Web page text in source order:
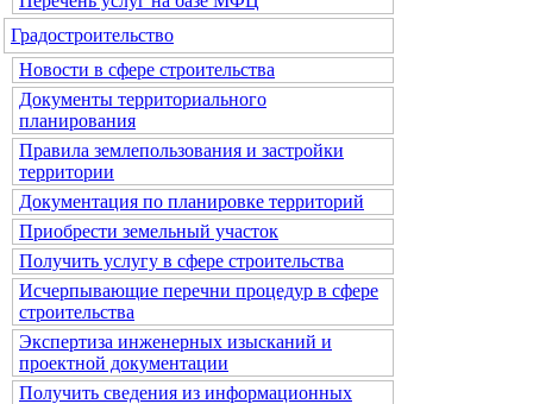
Градостроительство
Новости в сфере строительства
Документы территориального
планирования
Правила землепользования и застройки
территории
Документация по планировке территорий
Приобрести земельный участок
Получить услугу в сфере строительства
Исчерпывающие перечни процедур в сфере
строительства
Экспертиза инженерных изысканий и
проектной документации
Получить сведения из информационных